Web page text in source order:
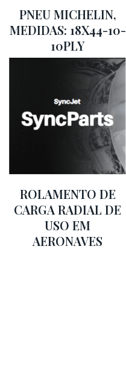
PNEU MICHELIN,
MEDIDAS: 18X44-10-
10PLY
ROLAMENTO DE
CARGA RADIAL DE
USO EM
AERONAVES